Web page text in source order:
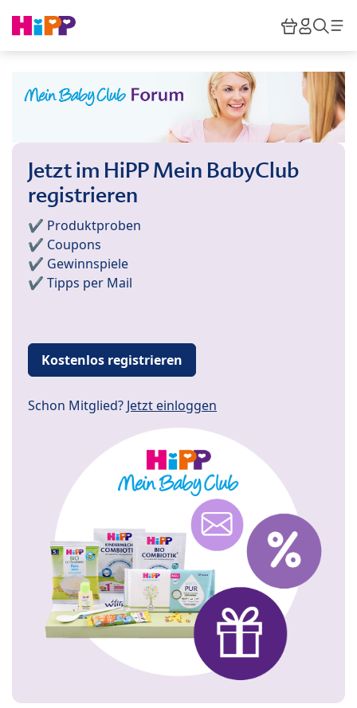
HiPP
Jetzt im HiPP Mein BabyClub
registrieren
✔️ Produktproben
✔️ Coupons
✔️ Gewinnspiele
✔️ Tipps per Mail
Kostenlos registrieren
Schon Mitglied? Jetzt einloggen